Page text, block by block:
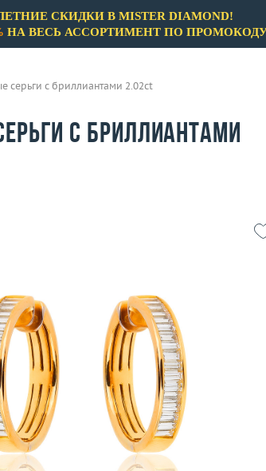
СКИДКИ В MISTER DIAMOND!
НА ВЕСЬ АССОРТИМЕНТ ПО
серьги с бриллиантами 2.02ct
с бриллиантами